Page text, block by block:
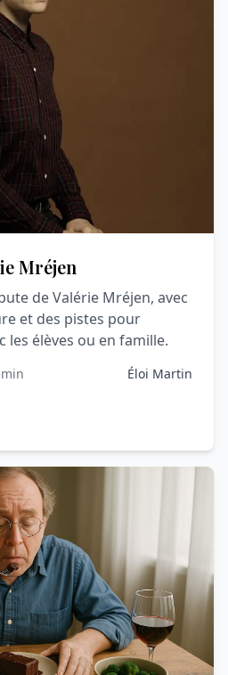
Mréjen
de Valérie Mréjen, avec
et des pistes pour
les élèves ou en famille.
Éloi Martin